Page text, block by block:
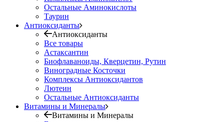
Остальные Аминокислоты
Таурин
Антиоксиданты
Антиоксиданты
Все товары
Астаксантин
Биофлаваноиды, Кверцетин, Рутин
Виноградные Косточки
Комплексы Антиоксидантов
Лютеин
Остальные Антиоксиданты
Витамины и Минералы
Витамины и Минералы